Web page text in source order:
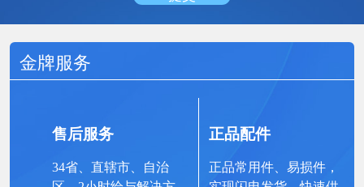
金牌服务
售后服务
34省、直辖市、自治
正品配件
正品常用件、易损件，